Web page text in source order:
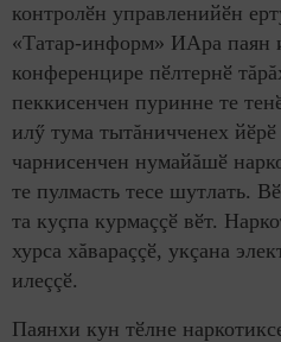
контролӗн управленийӗн
«Татар-информ» ИАра паян
конференцире пӗлтернӗ
пеккисенчен пуринне те
илӳ тума тытăничченех
чарнисенчен нумайăшӗ
те пулмасть тесе шутлать.
та куçпа курмаççӗ вӗт.
хурса хăвараççӗ, укçана
илеççӗ.
Паянхи кун тӗлне